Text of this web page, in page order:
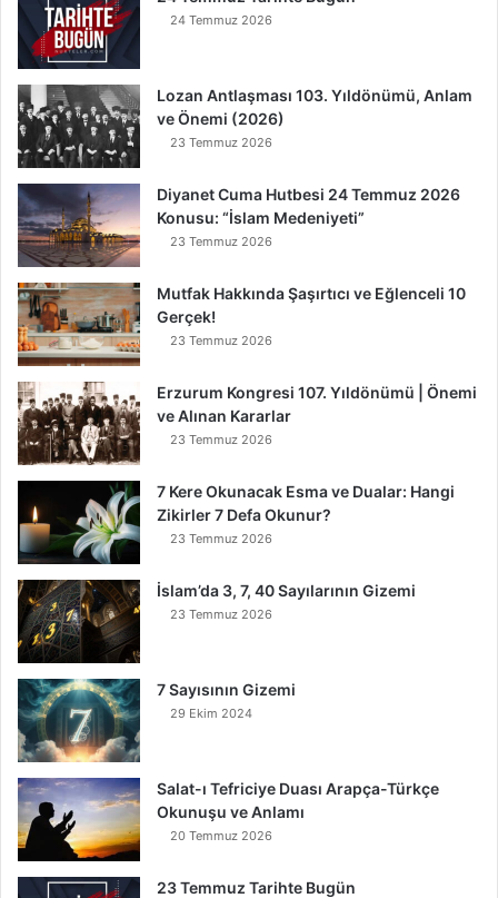
e
İ
n
s
e
B
u
n
u
k
u
y
a
n
K
u
r
l
u
r
24 Temmuz 2026
Lozan Antlaşması 103. Yıldönümü, Anlam
ve Önemi (2026)
23 Temmuz 2026
Diyanet Cuma Hutbesi 24 Temmuz 2026
Konusu: “İslam Medeniyeti”
23 Temmuz 2026
Mutfak Hakkında Şaşırtıcı ve Eğlenceli 10
Gerçek!
23 Temmuz 2026
Erzurum Kongresi 107. Yıldönümü | Önemi
ve Alınan Kararlar
23 Temmuz 2026
7 Kere Okunacak Esma ve Dualar: Hangi
Zikirler 7 Defa Okunur?
23 Temmuz 2026
İslam’da 3, 7, 40 Sayılarının Gizemi
23 Temmuz 2026
7 Sayısının Gizemi
29 Ekim 2024
Salat-ı Tefriciye Duası Arapça-Türkçe
Okunuşu ve Anlamı
20 Temmuz 2026
23 Temmuz Tarihte Bugün